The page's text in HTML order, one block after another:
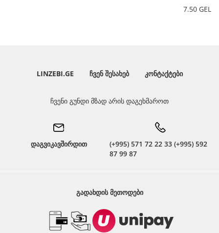
7.50 GEL
LINZEBI.GE ᲩᲕᲔᲜ ᲨᲔᲡᲐᲮᲔᲑ ᲙᲝᲜᲢᲐᲥᲢᲔᲑᲘ
ჩვენი გუნდი მზად არის დაგეხმაროთ
დაგვიკავშირდით
(+995) 571 72 22 33 (+995) 592
87 99 87
ᲒᲐᲓᲐᲮᲓᲘᲡ ᲛᲔᲗᲝᲓᲔᲑᲘ